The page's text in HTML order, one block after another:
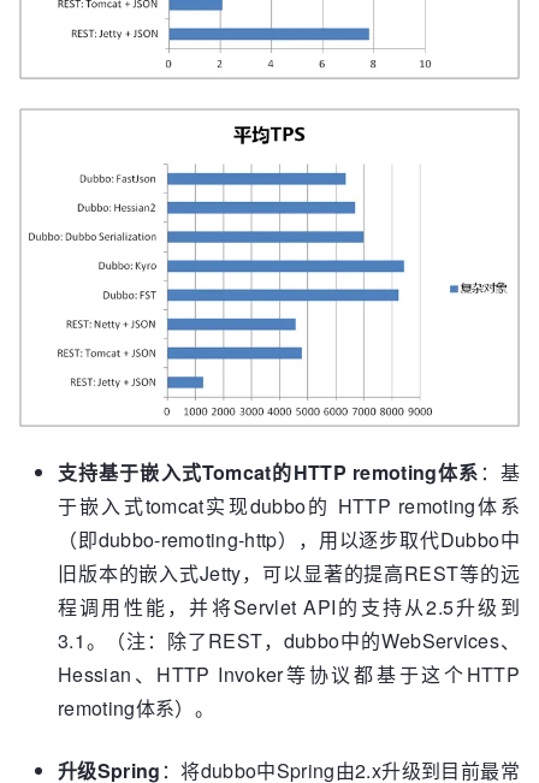
支持基于嵌入式Tomcat的HTTP remoting体系 ：基
于嵌入式tomcat实现dubbo的 HTTP remoting体系
（即dubbo-remoting-http），用以逐步取代Dubbo中
旧版本的嵌入式Jetty，可以显著的提高REST等的远
程调用性能，并将Servlet API的支持从2.5升级到
3.1。（注：除了REST，dubbo中的WebServices、
Hessian、HTTP Invoker等协议都基于这个HTTP
remoting体系）。
升级Spring ：将dubbo中Spring由2.x升级到目前最常